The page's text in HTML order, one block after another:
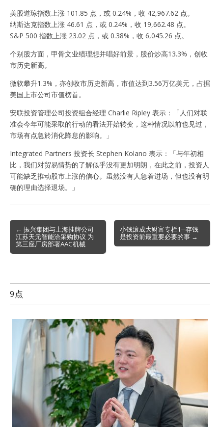
美股道琼指数上涨 101.85 点，或 0.24%，收 42,967.62 点。
纳斯达克指数上涨 46.61 点，或 0.24%，收 19,662.48 点。
S&P 500 指数上涨 23.02 点，或 0.38%，收 6,045.26 点。
个别股方面，甲骨文业绩理想并唱好前景，股价炒高13.3%，创收
市历史新高。
微软攀升1.3%，亦创收市历史新高，市值达到3.56万亿美元，占据
美国上市公司市值榜首。
安联投资管理公司投资组合经理 Charlie Ripley 表示：「人们对联
准会今年可能采取的行动的看法开始转变，这种情况以前也见过，
市场有点急於消化降息的影响。」
Integrated Partners 投资长 Stephen Kolano 表示：「与年初相
比，我们对贸易情势的了解似乎没有更加明朗，在此之前，投资人
可能缺乏推动股市上涨的信心。虽然没有人急着进场，但也没有明
确的理由选择退场。」
Post
navigation
← 振兴集团与上海挂牌公司
江苏天元智能洽采购协议 为
第三座厂房部署AAC机械
小钱滚成大财富专栏1─存钱
是投资前最重要必要的事 →
9点